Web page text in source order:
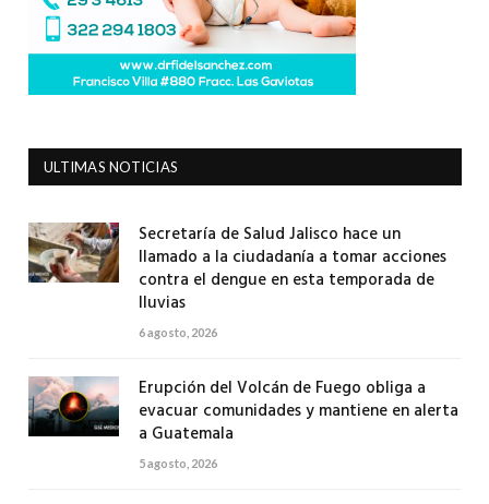
ULTIMAS NOTICIAS
Secretaría de Salud Jalisco hace un
llamado a la ciudadanía a tomar acciones
contra el dengue en esta temporada de
lluvias
6 agosto, 2026
Erupción del Volcán de Fuego obliga a
evacuar comunidades y mantiene en alerta
a Guatemala
5 agosto, 2026